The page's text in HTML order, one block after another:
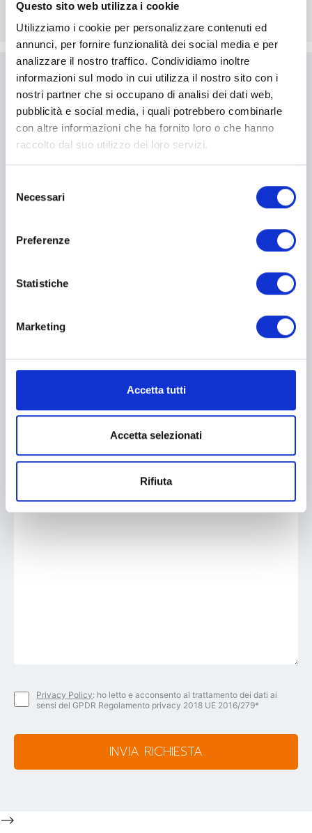
Questo sito web utilizza i cookie
Utilizziamo i cookie per personalizzare contenuti ed
annunci, per fornire funzionalità dei social media e per
analizzare il nostro traffico. Condividiamo inoltre
informazioni sul modo in cui utilizza il nostro sito con i
nostri partner che si occupano di analisi dei dati web,
pubblicità e social media, i quali potrebbero combinarle
con altre informazioni che ha fornito loro o che hanno
raccolto dal suo utilizzo dei loro servizi.
delNecessari
Preferenze
Statistiche
Marketing
Accetta tutti
Accetta selezionati
Rifiuta
Scrivici
Compila il modulo per essere
ricontattato
I campi contrassegnati con * sono obbligatori
Privacy Policy: ho letto e acconsento al trattamento dei dati ai
sensi del GPDR Regolamento privacy 2018 UE 2016/279*
INVIA RICHIESTA
-->